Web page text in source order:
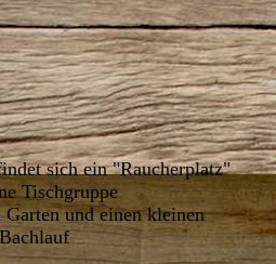
sich ein "Raucherplatz"
Tischgruppe
und einen kleinen
Bachlauf